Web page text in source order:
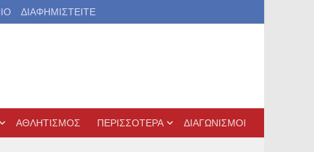
ΔΙΑΦΗΜΙΣΤΕΙΤΕ
ΑΘΛΗΤΙΣΜΟΣ ΠΕΡΙΣΣΟΤΕΡΑ ΔΙΑΓΩΝΙΣΜΟΙ